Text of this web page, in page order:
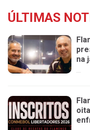
ÚLTIMAS
na
...